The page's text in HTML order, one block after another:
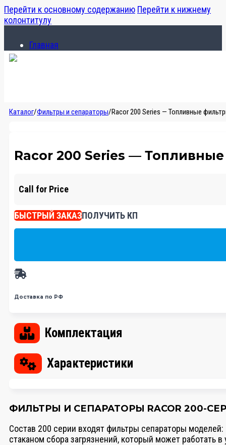
Перейти к основному содержанию Перейти к нижнему
колонтитулу
Главная
Каталог
Каталог/Фильтры и сепараторы/Racor 200 Series — Топливные
Racor 200 Series —
Call for Price
БЫСТРЫЙ ЗАКАЗПОЛУЧИТЬ КП
Доставка по РФ
Комплектация
Характеристики
ФИЛЬТРЫ И СЕПАРАТОРЫ RACOR 200-
Состав 200 серии входят фильтры сепараторы
стаканом сбора загрязнений, который может работать